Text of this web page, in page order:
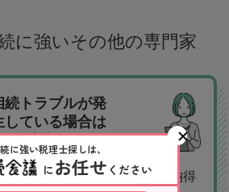
に強いその他の専門家
続トラブルが発
している場合は
要注意！！
まらない！遺言書の内容に納得
に強い税理士探しは、
にお任せ ください